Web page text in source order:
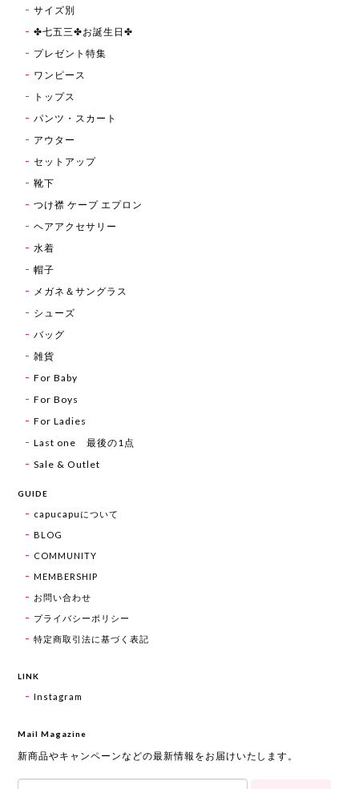
サイズ別
✤七五三✤お誕生日✤
プレゼント特集
ワンピース
トップス
パンツ・スカート
アウター
セットアップ
靴下
つけ襟 ケープ エプロン
ヘアアクセサリー
水着
帽子
メガネ＆サングラス
シューズ
バッグ
雑貨
For Baby
For Boys
For Ladies
Last one 最後の1点
Sale & Outlet
GUIDE
capucapuについて
BLOG
COMMUNITY
MEMBERSHIP
お問い合わせ
プライバシーポリシー
特定商取引法に基づく表記
LINK
Instagram
Mail Magazine
新商品やキャンペーンなどの最新情報をお届けいたします。